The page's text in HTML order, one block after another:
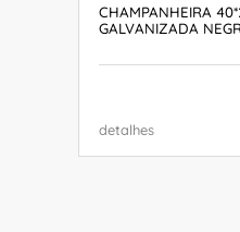
CHAMPANHEIRA
GALVANIZADA
detalhes